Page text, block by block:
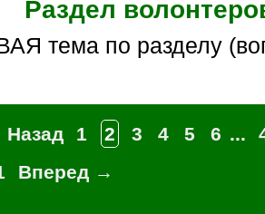
Раздел
тема по разделу
Назад 1 2 3 4 5 6 ...
Вперед →